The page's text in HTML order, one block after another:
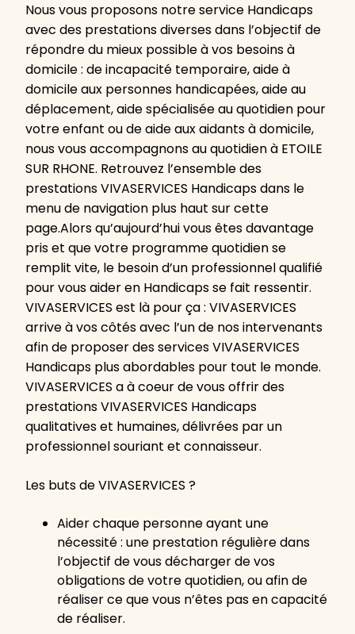
Nous vous proposons notre service Handicaps
avec des prestations diverses dans l’objectif de
répondre du mieux possible à vos besoins à
domicile : de incapacité temporaire, aide à
domicile aux personnes handicapées, aide au
déplacement, aide spécialisée au quotidien pour
votre enfant ou de aide aux aidants à domicile,
nous vous accompagnons au quotidien à ETOILE
SUR RHONE. Retrouvez l’ensemble des
prestations VIVASERVICES Handicaps dans le
menu de navigation plus haut sur cette
page.Alors qu’aujourd’hui vous êtes davantage
pris et que votre programme quotidien se
remplit vite, le besoin d’un professionnel qualifié
pour vous aider en Handicaps se fait ressentir.
VIVASERVICES est là pour ça : VIVASERVICES
arrive à vos côtés avec l’un de nos intervenants
afin de proposer des services VIVASERVICES
Handicaps plus abordables pour tout le monde.
VIVASERVICES a à coeur de vous offrir des
prestations VIVASERVICES Handicaps
qualitatives et humaines, délivrées par un
professionnel souriant et connaisseur.
Les buts de VIVASERVICES ?
Aider chaque personne ayant une
nécessité : une prestation régulière dans
l’objectif de vous décharger de vos
obligations de votre quotidien, ou afin de
réaliser ce que vous n’êtes pas en capacité
de réaliser.